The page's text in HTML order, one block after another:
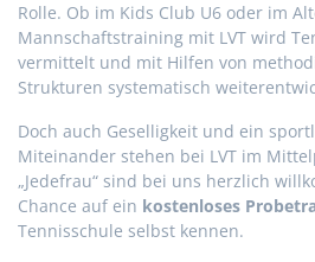
Rolle. Ob im Kids Club U6 oder im
Mannschaftstraining mit LVT wird
vermittelt und mit Hilfen von
Strukturen systematisch
Doch auch Geselligkeit und ein
Miteinander stehen bei LVT im
„Jedefrau“ sind bei uns herzlich
Chance auf ein kostenloses
Tennisschule selbst kennen.